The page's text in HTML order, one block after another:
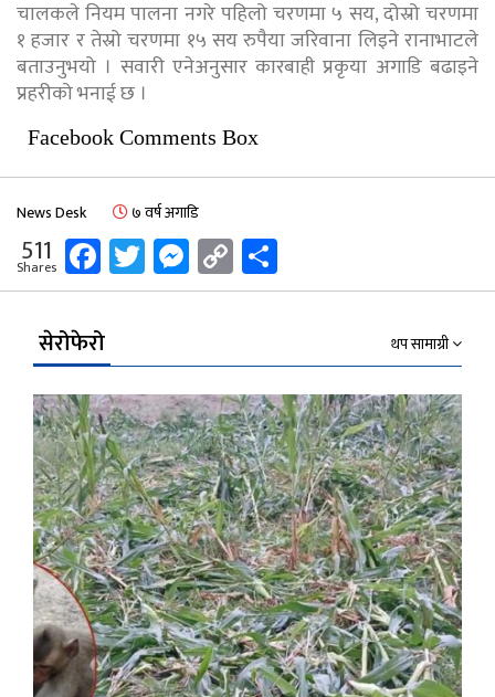
चालकले नियम पालना नगरे पहिलो चरणमा ५ सय, दोस्रो चरणमा
१ हजार र तेस्रो चरणमा १५ सय रुपैया जरिवाना लिइने रानाभाटले
बताउनुभयो । सवारी एनेअनुसार कारबाही प्रकृया अगाडि बढाइने
प्रहरीको भनाई छ ।
Facebook Comments Box
News Desk ७ वर्ष अगाडि
511
Shares Facebook
Twitter
Messenger
Copy
Link
सेरोफेरो थप सामाग्री